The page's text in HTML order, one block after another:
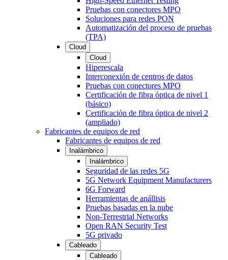
Pruebas con conectores MPO
Soluciones para redes PON
Automatización del proceso de pruebas
(TPA)
Cloud
Cloud
Hiperescala
Interconexión de centros de datos
Pruebas con conectores MPO
Certificación de fibra óptica de nivel 1
(básico)
Certificación de fibra óptica de nivel 2
(ampliado)
Fabricantes de equipos de red
Fabricantes de equipos de red
Inalámbrico
Inalámbrico
Seguridad de las redes 5G
5G Network Equipment Manufacturers
6G Forward
Herramientas de anállisis
Pruebas basadas en la nube
Non-Terrestrial Networks
Open RAN Security Test
5G privado
Cableado
Cableado